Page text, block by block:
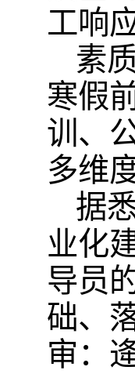
工响
素
寒假
训、
多维
据
业化
导员
础、
审：